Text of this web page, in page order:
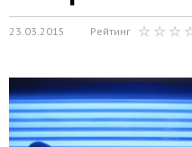
23.03.2015 Рейтинг